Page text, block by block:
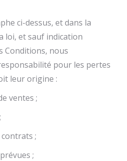
ci-dessus, et dans la
loi, et sauf indication
Conditions, nous
pour les pertes
leur origine :
ventes ;
;
;